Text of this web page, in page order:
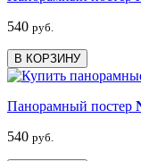
540 руб.
В КОРЗИНУ
Панорамный постер
540 руб.